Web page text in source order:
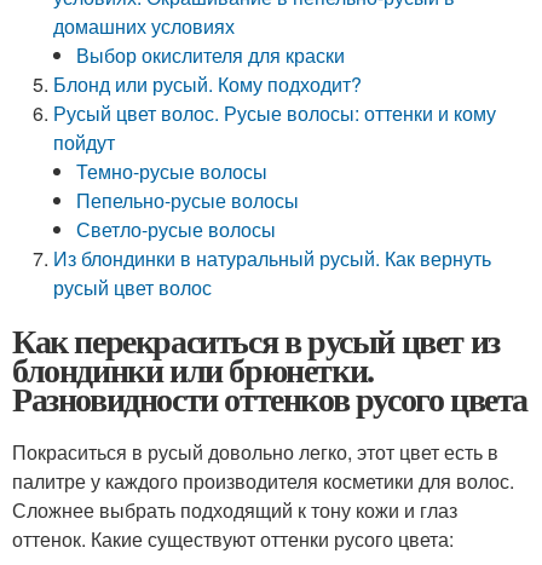
домашних условиях
Выбор окислителя для краски
Блонд или русый. Кому подходит?
Русый цвет волос. Русые волосы: оттенки и кому
пойдут
Темно-русые волосы
Пепельно-русые волосы
Светло-русые волосы
Из блондинки в натуральный русый. Как вернуть
русый цвет волос
Как перекраситься в русый цвет из
блондинки или брюнетки.
Разновидности оттенков русого цвета
Покраситься в русый довольно легко, этот цвет есть в
палитре у каждого производителя косметики для волос.
Сложнее выбрать подходящий к тону кожи и глаз
оттенок. Какие существуют оттенки русого цвета: